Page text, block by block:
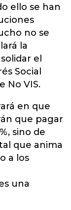
ello se han
no se
la
el
Social
No VIS.
en que
que pagar
sino de
que anima
a los
una